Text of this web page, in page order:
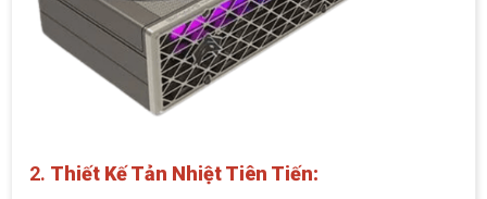
2. Thiết Kế Tản Nhiệt Tiên Tiến: